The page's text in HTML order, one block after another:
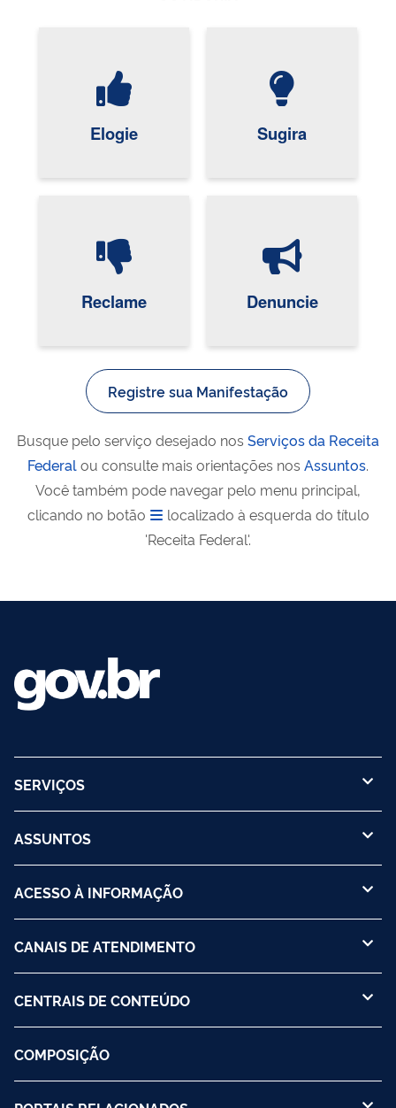
Elogie Sugira
Reclame Denuncie
Registre sua Manifestação
Busque pelo serviço desejado nos Serviços da Receita
Federalou consulte mais orientações nos Assuntos.
Você também pode navegar pelo menu principal,
clicando no botão
localizado à esquerda do título
'Receita Federal'.
SERVIÇOS
ASSUNTOS
ACESSO À INFORMAÇÃO
CANAIS DE ATENDIMENTO
CENTRAIS DE CONTEÚDO
COMPOSIÇÃO